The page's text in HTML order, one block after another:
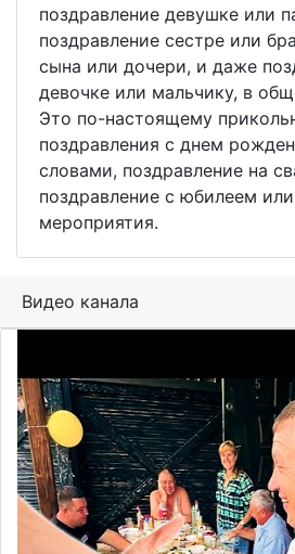
поздравление девушке или
поздравление сестре или
сына или дочери, и даже
девочке или мальчику, в
Это по-настоящему
поздравления с днем
словами, поздравление на
поздравление с юбилеем
мероприятия.
Видео канала